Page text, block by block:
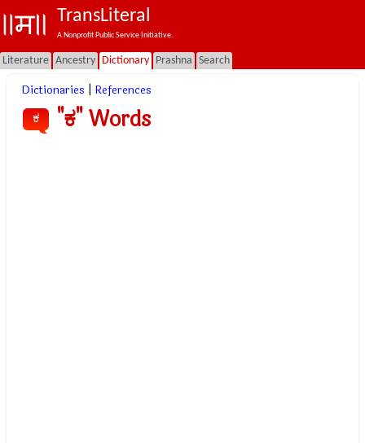
TransLiteral
A Nonprofit Public Service Initiative.
Literature Ancestry Dictionary Prashna Search
Dictionaries References
ಕ "ಕ" Words